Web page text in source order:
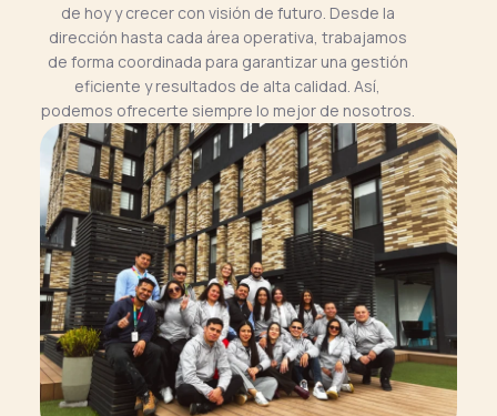
de hoy y crecer con visión de futuro. Desde la
dirección hasta cada área operativa, trabajamos
de forma coordinada para garantizar una gestión
eficiente y resultados de alta calidad. Así,
podemos ofrecerte siempre lo mejor de nosotros.